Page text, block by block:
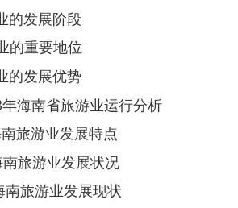
的发展阶段
的重要地位
的发展优势
海南省旅游业运行分析
旅游业发展特点
旅游业发展状况
旅游业发展现状